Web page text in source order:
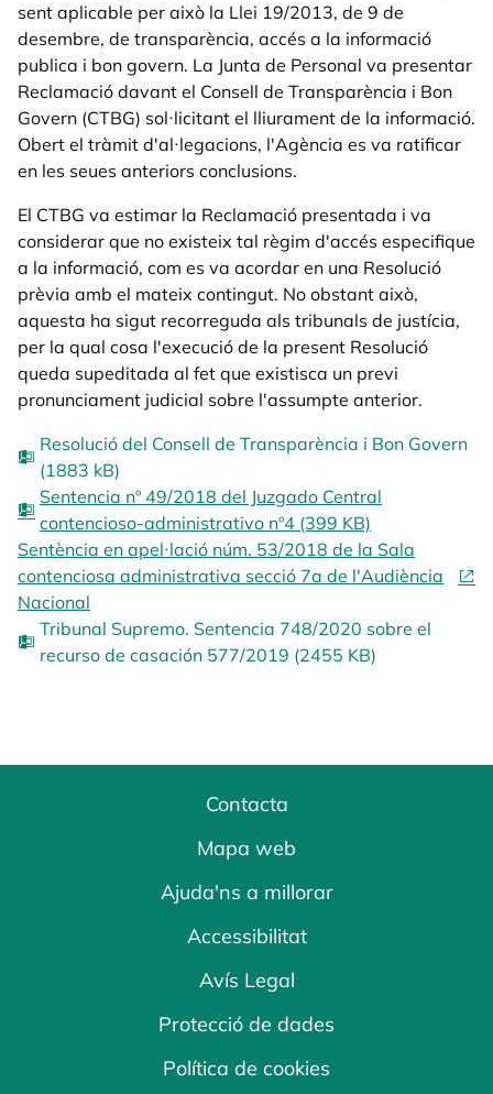
sent aplicable per això la Llei 19/2013, de 9 de
desembre, de transparència, accés a la informació
publica i bon govern. La Junta de Personal va presentar
Reclamació davant el Consell de Transparència i Bon
Govern (CTBG) sol·licitant el lliurament de la informació.
Obert el tràmit d'al·legacions, l'Agència es va ratificar
en les seues anteriors conclusions.
El CTBG va estimar la Reclamació presentada i va
considerar que no existeix tal règim d'accés especifique
a la informació, com es va acordar en una Resolució
prèvia amb el mateix contingut. No obstant això,
aquesta ha sigut recorreguda als tribunals de justícia,
per la qual cosa l'execució de la present Resolució
queda supeditada al fet que existisca un previ
pronunciament judicial sobre l'assumpte anterior.
Resolució del Consell de Transparència i Bon Govern
(1883 kB)
Sentencia nº 49/2018 del Juzgado Central
contencioso-administrativo nº4 (399 KB)
Sentència en apel·lació núm. 53/2018 de la Sala
contenciosa administrativa secció 7a de l'Audiència
Nacional
Tribunal Supremo. Sentencia 748/2020 sobre el
recurso de casación 577/2019 (2455 KB)
Contacta
Mapa web
Ajuda'ns a millorar
Accessibilitat
Avís Legal
Protecció de dades
Política de cookies